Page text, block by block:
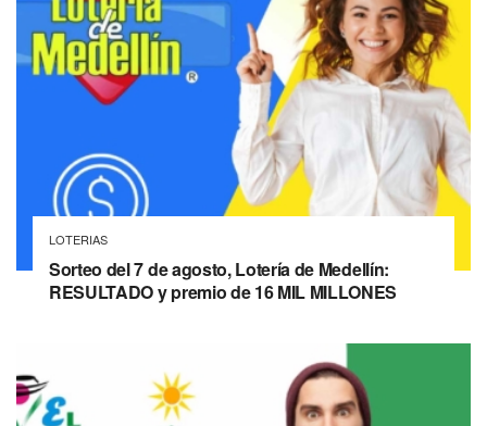
LOTERIAS
Sorteo del 7 de agosto, Lotería de Medellín:
RESULTADO y premio de 16 MIL MILLONES